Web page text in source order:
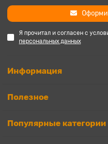
Я прочитал и согласен с
персональных данных
Информация
Полезное
Популярные категории